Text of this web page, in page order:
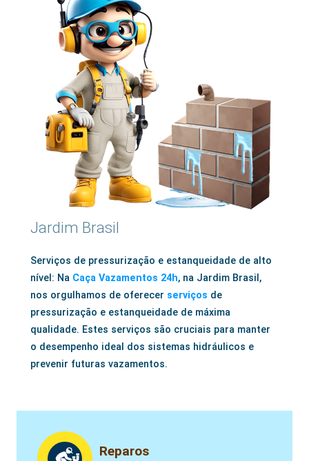
Jardim Brasil
Serviços de pressurização e estanqueidade de alto
nível: Na Caça Vazamentos 24h, na Jardim Brasil,
nos orgulhamos de oferecer serviços de
pressurização e estanqueidade de máxima
qualidade. Estes serviços são cruciais para manter
o desempenho ideal dos sistemas hidráulicos e
prevenir futuras vazamentos.
Reparos